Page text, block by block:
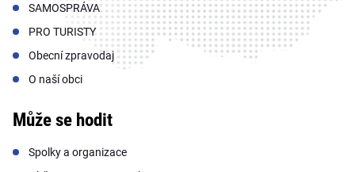
SAMOSPRÁVA
PRO TURISTY
Obecní zpravodaj
O naší obci
Může se hodit
Spolky a organizace